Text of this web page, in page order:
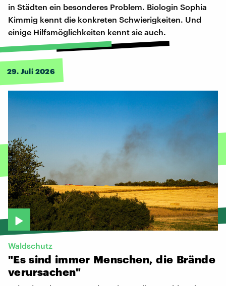
in Städten ein besonderes Problem. Biologin Sophia
Kimmig kennt die konkreten Schwierigkeiten. Und
einige Hilfsmöglichkeiten kennt sie auch.
29. Juli 2026
Waldschutz
"Es sind immer Menschen, die Brände
verursachen"